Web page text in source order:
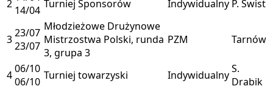
2 14/04 Turniej Sponsorów Indywidualny P. Świst
323/07
23/07
Młodzieżowe Drużynowe
Mistrzostwa Polski, runda
3, grupa 3
PZM Tarnów
406/10
06/10 Turniej towarzyski IndywidualnyS.
Drabik